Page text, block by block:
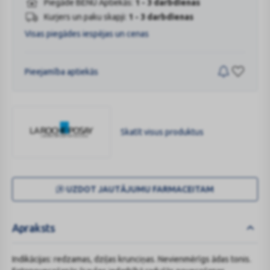
Piegāde BENU Aptiekās: 1 - 3 darbdienas
Kurjers un paku skapji: 1 - 3 darbdienas
Visas piegādes iespējas un cenas
Pieejamība aptiekās
ROCHE-
Skatīt visus produktus
UZDOT JAUTĀJUMU FARMACEITAM
Apraksts
Indikācijas: redzamas, dziļas krunciņas. Nevienmērīgs ādas tonis.